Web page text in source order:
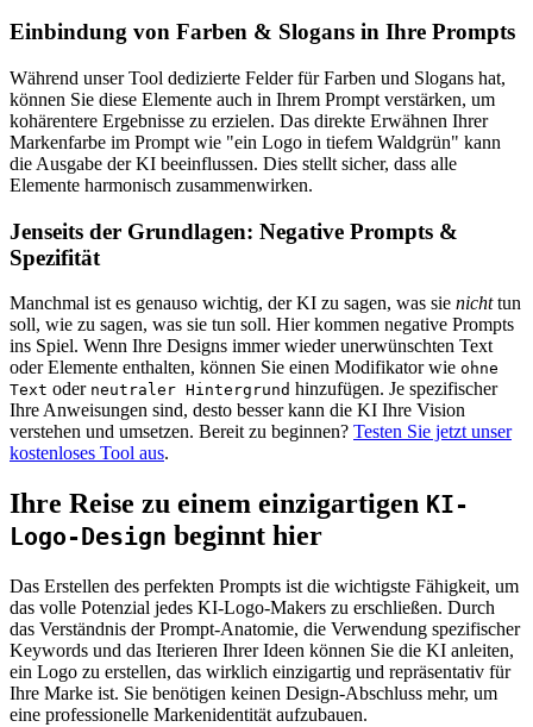
Einbindung von Farben & Slogans in Ihre Prompts
Während unser Tool dedizierte Felder für Farben und Slogans hat,
können Sie diese Elemente auch in Ihrem Prompt verstärken, um
kohärentere Ergebnisse zu erzielen. Das direkte Erwähnen Ihrer
Markenfarbe im Prompt wie "ein Logo in tiefem Waldgrün" kann
die Ausgabe der KI beeinflussen. Dies stellt sicher, dass alle
Elemente harmonisch zusammenwirken.
Jenseits der Grundlagen: Negative Prompts &
Spezifität
Manchmal ist es genauso wichtig, der KI zu sagen, was sie nichttun
soll, wie zu sagen, was sie tun soll. Hier kommen negative Prompts
ins Spiel. Wenn Ihre Designs immer wieder unerwünschten Text
oder Elemente enthalten, können Sie einen Modifikator wie ohne
Text oder neutraler Hintergrund hinzufügen. Je spezifischer
Ihre Anweisungen sind, desto besser kann die KI Ihre Vision
verstehen und umsetzen. Bereit zu beginnen? Testen Sie jetzt unser
kostenloses Tool aus.
Ihre Reise zu einem einzigartigen KI-
Logo-Design beginnt hier
Das Erstellen des perfekten Prompts ist die wichtigste Fähigkeit, um
das volle Potenzial jedes KI-Logo-Makers zu erschließen. Durch
das Verständnis der Prompt-Anatomie, die Verwendung spezifischer
Keywords und das Iterieren Ihrer Ideen können Sie die KI anleiten,
ein Logo zu erstellen, das wirklich einzigartig und repräsentativ für
Ihre Marke ist. Sie benötigen keinen Design-Abschluss mehr, um
eine professionelle Markenidentität aufzubauen.